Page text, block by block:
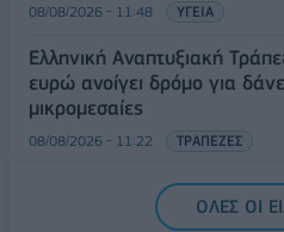
08/08/2026 - 11:48 ΥΓΕΙΑ
Ελληνική Αναπτυξιακή
ευρώ ανοίγει δρόμο για
μικρομεσαίες
08/08/2026 - 11:22 ΤΡΑΠΕΖΕΣ
5G παντού, 6G στον
Ελλάδα στη μεγάληΟΛΕΣ ΟΙ